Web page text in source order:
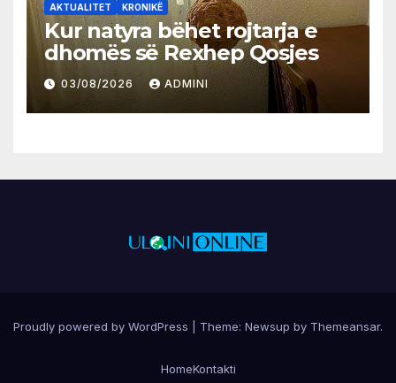
AKTUALITET KRONIKË
Kur natyra bëhet rojtarja e
dhomës së Rexhep Qosjes
03/08/2026 ADMINI
Proudly powered by WordPress Theme: Newsup by Themeansar.
HomeKontakti